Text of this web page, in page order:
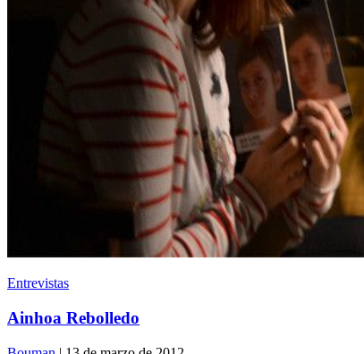
Entrevistas
Ainhoa Rebolledo